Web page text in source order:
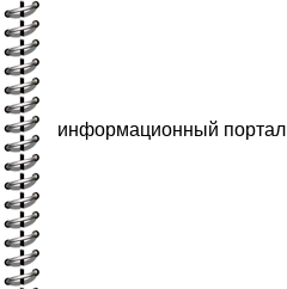
информационный портал